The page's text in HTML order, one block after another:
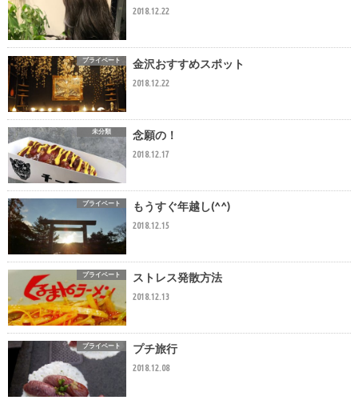
2018.12.22
プライベート 金沢おすすめスポット
2018.12.22
未分類 念願の！
2018.12.17
プライベート もうすぐ年越し(^^)
2018.12.15
プライベート ストレス発散方法
2018.12.13
プライベート プチ旅行
2018.12.08